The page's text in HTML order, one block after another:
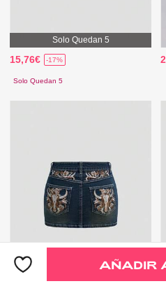
Solo Quedan 5
15,76€ -17%
Solo Quedan 5
Solo Quedan 4
AÑADIR